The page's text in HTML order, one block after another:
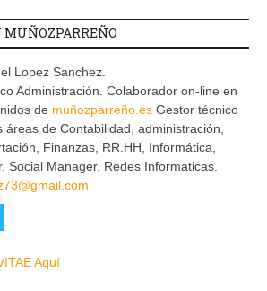
MUÑOZPARREÑO
Lopez Sanchez.
Administración. Colaborador on-line en
de muñozparreño.es Gestor técnico
áreas de Contabilidad, administración,
Finanzas, RR.HH, Informática,
Social Manager, Redes Informaticas.
Aquí